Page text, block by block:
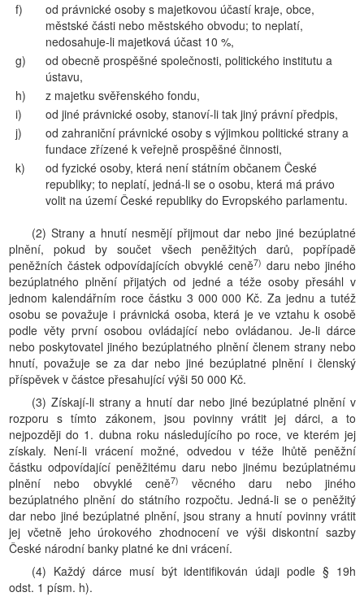
f)
od právnické osoby s majetkovou účastí kraje, obce,
městské části nebo městského obvodu; to neplatí,
nedosahuje-li majetková účast 10 %,
g)
od obecně prospěšné společnosti, politického institutu a
ústavu,
h)
z majetku svěřenského fondu,
i)
od jiné právnické osoby, stanoví-li tak jiný právní předpis,
j)
od zahraniční právnické osoby s výjimkou politické strany a
fundace zřízené k veřejně prospěšné činnosti,
k)
od fyzické osoby, která není státním občanem České
republiky; to neplatí, jedná-li se o osobu, která má právo
volit na území České republiky do Evropského parlamentu.
(2) Strany a hnutí nesmějí přijmout dar nebo jiné bezúplatné
plnění, pokud by součet všech peněžitých darů, popřípadě
peněžních částek odpovídajících obvyklé ceně7) daru nebo jiného
bezúplatného plnění přijatých od jedné a téže osoby přesáhl v
jednom kalendářním roce částku 3 000 000 Kč. Za jednu a tutéž
osobu se považuje i právnická osoba, která je ve vztahu k osobě
podle věty první osobou ovládající nebo ovládanou. Je-li dárce
nebo poskytovatel jiného bezúplatného plnění členem strany nebo
hnutí, považuje se za dar nebo jiné bezúplatné plnění i členský
příspěvek v částce přesahující výši 50 000 Kč.
(3) Získají-li strany a hnutí dar nebo jiné bezúplatné plnění v
rozporu s tímto zákonem, jsou povinny vrátit jej dárci, a to
nejpozději do 1. dubna roku následujícího po roce, ve kterém jej
získaly. Není-li vrácení možné, odvedou v téže lhůtě peněžní
částku odpovídající peněžitému daru nebo jinému bezúplatnému
plnění nebo obvyklé ceně7)
věcného daru nebo jiného
bezúplatného plnění do státního rozpočtu. Jedná-li se o peněžitý
dar nebo jiné bezúplatné plnění, jsou strany a hnutí povinny vrátit
jej včetně jeho úrokového zhodnocení ve výši diskontní sazby
České národní banky platné ke dni vrácení.
(4) Každý dárce musí být identifikován údaji podle § 19h
odst. 1 písm. h).